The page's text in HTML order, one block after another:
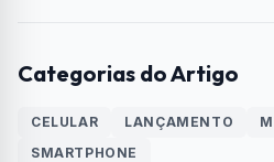
Categorias do Artigo
CELULAR LANÇAMENTO
SMARTPHONE